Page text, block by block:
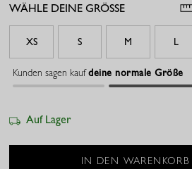
WÄHLE DEINE GRÖSSE
XS S M L
Kunden sagen kaufdeine normale Größe
Auf Lager